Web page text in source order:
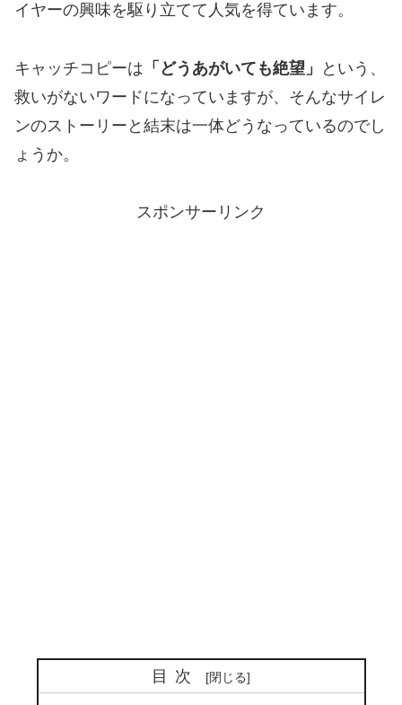
イヤーの興味を駆り立てて人気を得ています。
キャッチコピーは 「どうあがいても絶望」
という、
救いがないワードになっていますが、そんなサイレ
ンのストーリーと結末は一体どうなっているのでし
ょうか。
スポンサーリンク
目次